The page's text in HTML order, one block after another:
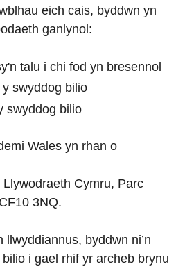
eich cais, byddwn yn
ganlynol:
talu i chi fod yn bresennol
swyddog bilio
swyddog bilio
Wales yn rhan o
Llywodraeth Cymru, Parc
3NQ.
byddwn ni’n
i gael rhif yr archeb brynu